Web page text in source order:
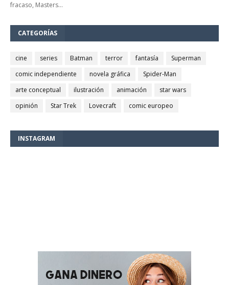
fracaso, Masters…
CATEGORÍAS
cine series Batman terror fantasía
Superman
comic independiente
novela gráfica
Spider-Man
arte conceptual
ilustración animación
star wars
opinión
Star Trek Lovecraft comic europeo
INSTAGRAM